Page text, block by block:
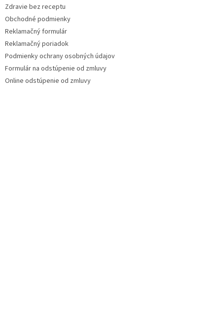
Zdravie bez receptu
Obchodné podmienky
Reklamačný formulár
Reklamačný poriadok
Podmienky ochrany osobných údajov
Formulár na odstúpenie od zmluvy
Online odstúpenie od zmluvy